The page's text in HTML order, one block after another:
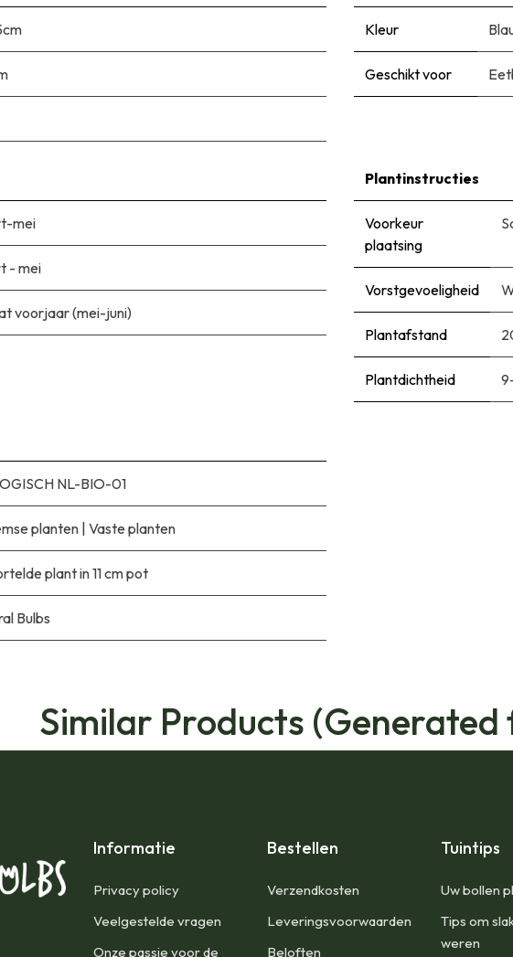
Kleur
Geschikt voor
mei
- mei
voorjaar (mei-juni)
Plantinstructies
Voorkeur
plaatsing
Vorstgevoeligheid
Plantafstand
Plantdichtheid
NL-BIO-01
planten| Vaste planten
plant in 11 cm pot
Bulbs
Similar Products (Generated
Informatie
Privacy policy
Veelgestelde vragen
Onze passie voor de
Bestellen
Verzendkosten
Leveringsvoorwaarden
Beloften
Tuintips
Uw bollen
Tips om
weren